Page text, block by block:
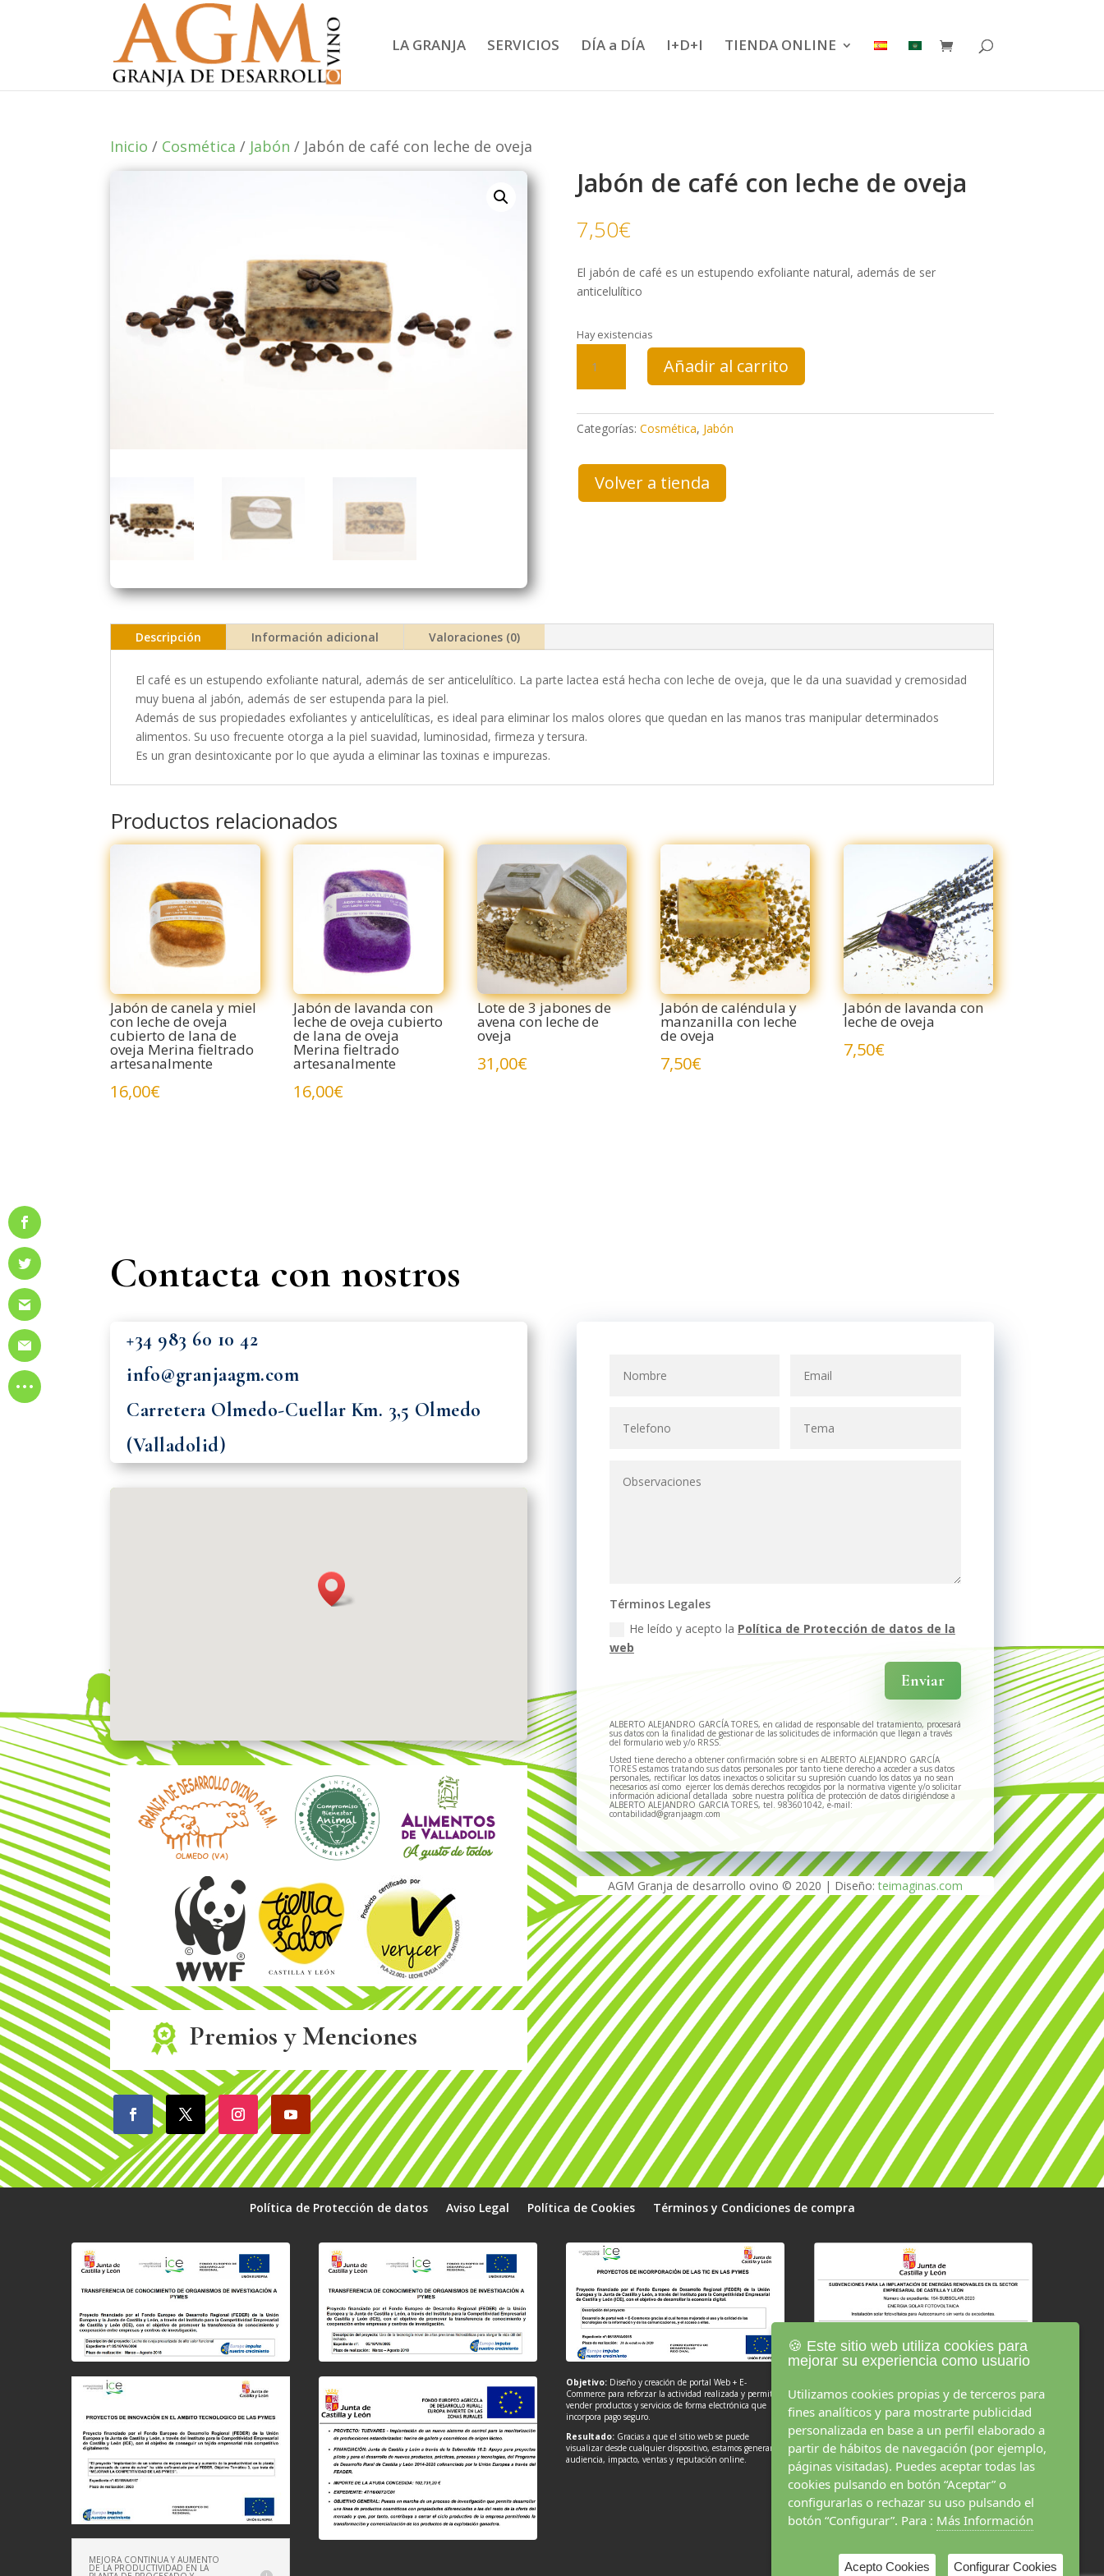
LA GRANJA SERVICIOS DÍA a DÍA I+D+I TIENDA ONLINE
Inicio / Cosmética / Jabón / Jabón de café con leche de oveja
Jabón de café con leche de oveja
7,50€
El jabón de café es un estupendo exfoliante natural, además de ser
anticelulítico
Hay existencias
café
leche
oveja
cantidad
Añadir al carrito
Categorías: Cosmética, Jabón
Volver a tienda
Descripción Información adicional Valoraciones (0)
El café es un estupendo exfoliante natural, además de ser anticelulítico. La parte lactea está hecha con leche de oveja, que le da una suavidad y cremosidad
muy buena al jabón, además de ser estupenda para la piel.
Además de sus propiedades exfoliantes y anticelulíticas, es ideal para eliminar los malos olores que quedan en las manos tras manipular determinados
alimentos. Su uso frecuente otorga a la piel suavidad, luminosidad, firmeza y tersura.
Es un gran desintoxicante por lo que ayuda a eliminar las toxinas e impurezas.
Productos relacionados
Jabón de canela y miel
con leche de oveja
cubierto de lana de
oveja Merina fieltrado
artesanalmente
16,00€
Jabón de lavanda con
leche de oveja cubierto
de lana de oveja
Merina fieltrado
artesanalmente
16,00€
Lote de 3 jabones de
avena con leche de
oveja
31,00€
Jabón de caléndula y
manzanilla con leche
de oveja
7,50€
Jabón de lavanda con
leche de oveja
7,50€
Contacta con nostros
+34 983 60 10 42
info@granjaagm.com
Carretera Olmedo-Cuellar Km. 3,5 Olmedo
(Valladolid)
Premios y Menciones
Términos Legales
He leído y acepto la Política de Protección de datos de la
web
Enviar
ALBERTO ALEJANDRO GARCÍA TORES, en calidad de responsable del tratamiento, procesará
sus datos con la finalidad de gestionar de las solicitudes de información que llegan a través
del formulario web y/o RRSS.
Usted tiene derecho a obtener confirmación sobre si en ALBERTO ALEJANDRO GARCÍA
TORES estamos tratando sus datos personales por tanto tiene derecho a acceder a sus datos
personales, rectificar los datos inexactos o solicitar su supresión cuando los datos ya no sean
necesarios así como ejercer los demás derechos recogidos por la normativa vigente y/o solicitar
información adicional detallada sobre nuestra política de protección de datos dirigiéndose a
ALBERTO ALEJANDRO GARCIA TORES, tel. 983601042, e-mail:
contabilidad@granjaagm.com
AGM Granja de desarrollo ovino © 2020 | Diseño:teimaginas.com
Política de Protección de datos Aviso Legal Política de Cookies Términos y Condiciones de compra
MEJORA CONTINUA Y AUMENTO
DE LA PRODUCTIVIDAD EN LA
Objetivo: Diseño y creación de portal Web + E-
Commerce para reforzar la actividad realizada y permitir
vender productos y servicios de forma electrónica que
incorpora pago seguro.
Resultado: Gracias a que el sitio web se puede
visualizar desde cualquier dispositivo, estamos generando
audiencia, impacto, ventas y reputación online.
Objetivo:Instalación solar fotovoltaica para
autoconsumo sin venta de excedentes .
Resultado:En Granja AGM estamos comprometidos con
el medioambiente y con esta instalación hemos
conseguido reducir considerablemente nuestro consumo
de energía eléctrica proveniente de la red convencional
contribuyendo a emitir menos CO2 y beneficiarnos de
una energía limpia y ecológica.
🍪 Este sitio web utiliza cookies para
mejorar su experiencia como usuario
Utilizamos cookies propias y de terceros para
fines analíticos y para mostrarte publicidad
personalizada en base a un perfil elaborado a
partir de hábitos de navegación (por ejemplo,
páginas visitadas). Puedes aceptar todas las
cookies pulsando en botón “Aceptar” o
configurarlas o rechazar su uso pulsando el
botón “Configurar”. Para : Más Información
Acepto Cookies Configurar Cookies